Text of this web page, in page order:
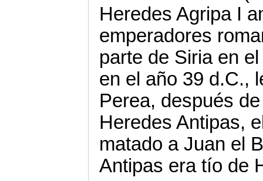
Heredes Agripa I
emperadores
parte de Siria en
en el año 39 d.C.,
Perea, después
Heredes Antipas,
matado a Juan el
Antipas era tío de